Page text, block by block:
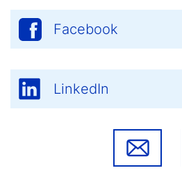
Facebook
LinkedIn